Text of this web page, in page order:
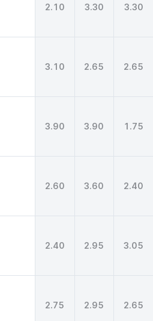
2.10 3.30 3.30
3.10 2.65 2.65
3.90 3.90 1.75
2.60 3.60 2.40
2.40 2.95 3.05
2.75 2.95 2.65